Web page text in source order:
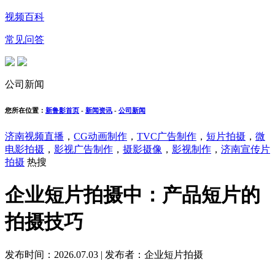
视频百科
常见问答
公司新闻
您所在位置： 新鲁影首页 - 新闻资讯 - 公司新闻
济南视频直播 ， CG动画制作 ， TVC广告制作 ， 短片拍摄 ， 微
电影拍摄 ， 影视广告制作 ， 摄影摄像 ， 影视制作 ， 济南宣传片
拍摄 热搜
企业短片拍摄中：产品短片的
拍摄技巧
发布时间：2026.07.03 | 发布者：企业短片拍摄